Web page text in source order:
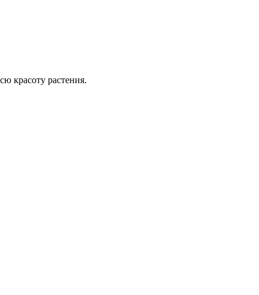
красоту растения.